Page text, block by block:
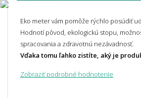
Eko meter vám pomôže rýchlo posúdiť
Hodnotí pôvod, ekologickú stopu,
spracovania a zdravotnú nezávadnosť.
Vďaka tomu ľahko zistíte, aký je
Zobraziť podrobné hodnotenie